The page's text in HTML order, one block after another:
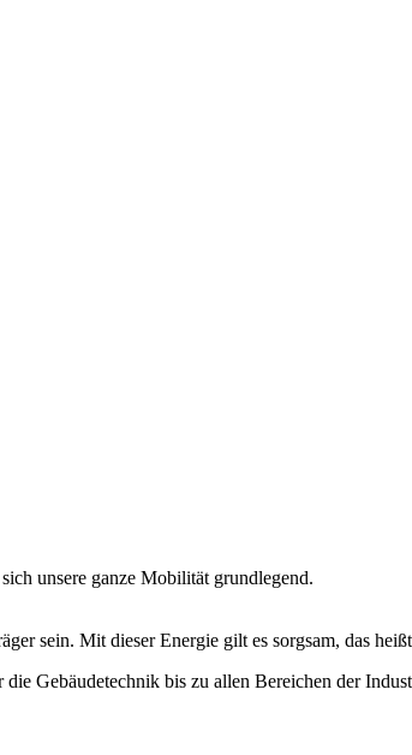
unsere ganze Mobilität grundlegend.
sein. Mit dieser Energie gilt es sorgsam, das
Gebäudetechnik bis zu allen Bereichen der